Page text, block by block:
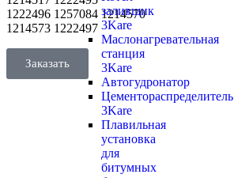
заливщик
3Kare
Маслонагревательная
станция
3Kare
Автогудронатор
Цементораспределитель
3Kare
Плавильная
установка
для
битумных
1222496 1257084 1214570
1214573 1222497
Заказать